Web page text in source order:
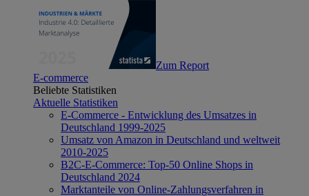
Zum Report
E-commerce
Beliebte Statistiken
Aktuelle Statistiken
E-Commerce - Entwicklung des Umsatzes in
Deutschland 1999-2025
Umsatz von Amazon in Deutschland und weltweit
2010-2025
B2C-E-Commerce: Top-50 Online Shops in
Deutschland 2024
Marktanteile von Online-Zahlungsverfahren in